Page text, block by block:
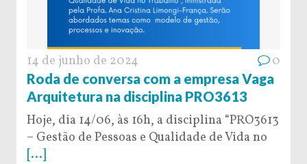
14 de junho de 2024 0
Roda de conversa com a empresa Vaga
Arquitetura na disciplina PRO3613
Hoje, dia 14/06, às 16h, a disciplina “PRO3613
– Gestão de Pessoas e Qualidade de Vida no
[...]